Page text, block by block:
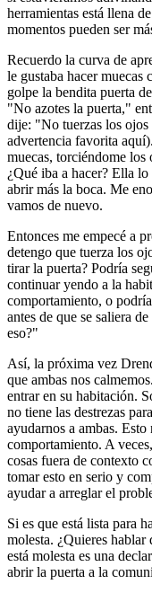
herramientas está llena
momentos pueden ser
Recuerdo la curva de
le gustaba hacer muecas
golpe la bendita puerta
"No azotes la puerta,"
dije: "No tuerzas los
advertencia favorita
muecas, torciéndome los
¿Qué iba a hacer? Ella
abrir más la boca. Me
vamos de nuevo.
Entonces me empecé a
detengo que tuerza los
tirar la puerta? Podría
continuar yendo a la
comportamiento, o
antes de que se saliera
eso?"
Así, la próxima vez
que ambas nos
entrar en su habitación.
no tiene las destrezas
ayudarnos a ambas.
comportamiento. A
cosas fuera de contexto
tomar esto en serio y
ayudar a arreglar el
Si es que está lista para
molesta. ¿Quieres
está molesta es una
abrir la puerta a la